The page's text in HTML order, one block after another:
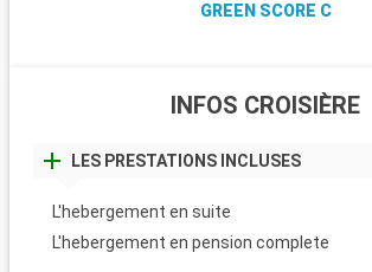
GREEN SCORE C
INFOS CROISIÈRE
LES PRESTATIONS INCLUSES
L'hebergement en suite
L'hebergement en pension complete